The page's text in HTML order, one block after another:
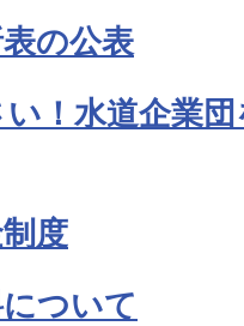
の公表
！水道企業
度
ついて